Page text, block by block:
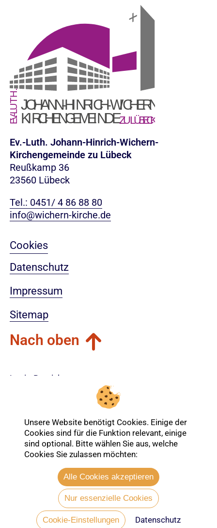
Ev.-Luth. Johann-Hinrich-Wichern-
Kirchengemeinde zu Lübeck
Reußkamp 36
23560 Lübeck
Tel.: 0451/ 4 86 88 80
info@wichern-kirche.de
Cookies
Datenschutz
Impressum
Sitemap
Nach oben
Login-Bereich
Entdecken Sie mehr über die Ev.
Unsere Website benötigt Cookies. Einige der
Cookies sind für die Funktion relevant, einige
sind optional. Bitte wählen Sie aus, welche
Cookies Sie zulassen möchten:
Alle Cookies akzeptieren
Nur essenzielle Cookies
Cookie-Einstellungen Datenschutz